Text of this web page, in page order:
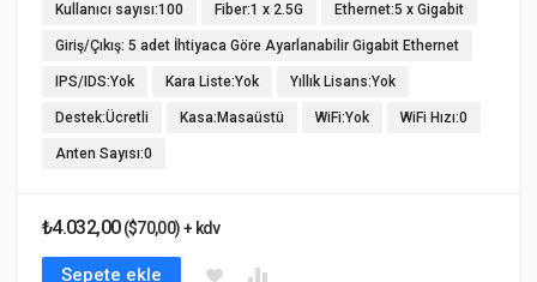
Kullanıcı sayısı:100 Fiber:1 x 2.5G Ethernet:5 x Gigabit
Giriş/Çıkış: 5 adet İhtiyaca Göre Ayarlanabilir Gigabit Ethernet
IPS/IDS:Yok Kara Liste:Yok Yıllık Lisans:Yok
Destek:Ücretli Kasa:Masaüstü WiFi:Yok WiFi Hızı:0
Anten Sayısı:0
₺4.032,00($70,00) + kdv
Sepete ekle